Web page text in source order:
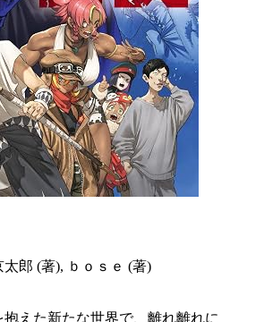
太郎 (著), ｂｏｓｅ (著)
抱えた新たな世界で、離れ離れに